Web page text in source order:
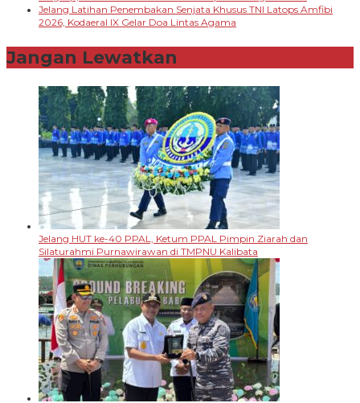
Jelang Latihan Penembakan Senjata Khusus TNI Latops Amfibi
2026, Kodaeral IX Gelar Doa Lintas Agama
Jangan Lewatkan
Jelang HUT ke-40 PPAL, Ketum PPAL Pimpin Ziarah dan
Silaturahmi Purnawirawan di TMPNU Kalibata